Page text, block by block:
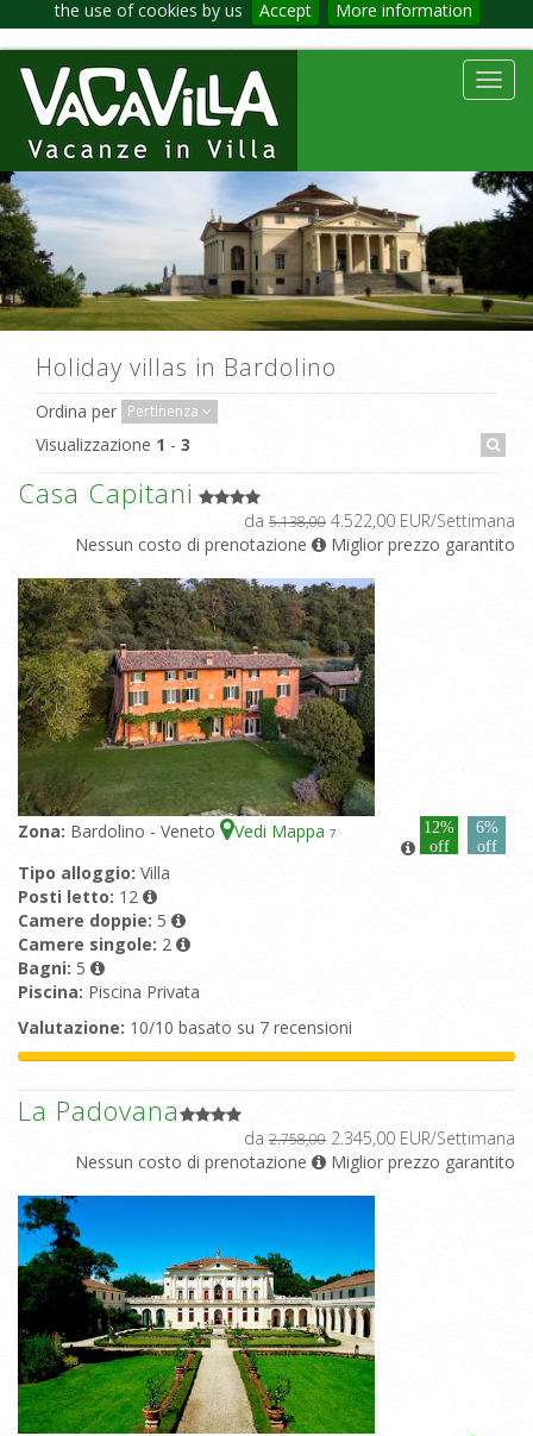
the use of cookies by us Accept More information
Holiday villas in Bardolino
Ordina per Pertinenza
Visualizzazione 1 - 3
Casa Capitani
da 5.138,00 4.522,00 EUR/Settimana
Nessun costo di prenotazione
Miglior prezzo garantito
Zona: Bardolino - Veneto Vedi Mappa 7
12%
off
6%
off
Tipo alloggio: Villa
Posti letto: 12
Camere doppie: 5
Camere singole: 2
Bagni: 5
Piscina: Piscina Privata
Valutazione: 10/10 basato su 7 recensioni
La Padovana
da 2.758,00 2.345,00 EUR/Settimana
Nessun costo di prenotazione
Miglior prezzo garantito